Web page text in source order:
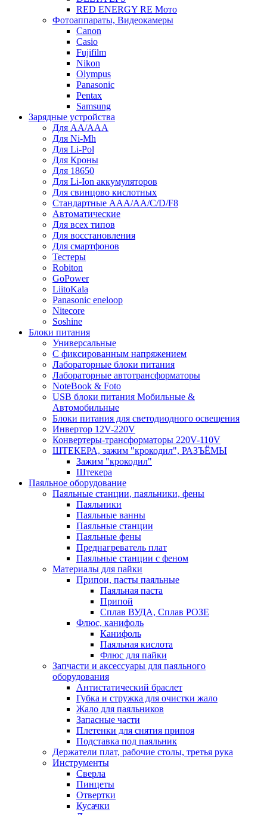
RED ENERGY RE Мото
Фотоаппараты, Видеокамеры
Canon
Casio
Fujifilm
Nikon
Olympus
Panasonic
Pentax
Samsung
Зарядные устройства
Для AA/AAA
Для Ni-Mh
Для Li-Pol
Для Кроны
Для 18650
Для Li-Ion аккумуляторов
Для свинцово кислотных
Стандартные ААА/АА/С/D/F8
Автоматические
Для всех типов
Для восстановления
Для смартфонов
Тестеры
Robiton
GoPower
LiitoKala
Panasonic eneloop
Nitecore
Soshine
Блоки питания
Универсальные
C фиксированным напряжением
Лабораторные блоки питания
Лабораторные автотрансформаторы
NoteBook & Foto
USB блоки питания Мобильные &
Автомобильные
Блоки питания для светодиодного освещения
Инвертор 12V-220V
Конвертеры-трансформаторы 220V-110V
ШТЕКЕРА, зажим "крокодил", РАЗЪЁМЫ
Зажим "крокодил"
Штекера
Паяльное оборудование
Паяльные станции, паяльники, фены
Паяльники
Паяльные ванны
Паяльные станции
Паяльные фены
Преднагреватель плат
Паяльные станции с феном
Материалы для пайки
Припои, пасты паяльные
Паяльная паста
Припой
Сплав ВУДА, Сплав РОЗЕ
Флюс, канифоль
Канифоль
Паяльная кислота
Флюс для пайки
Запчасти и аксессуары для паяльного
оборудования
Антистатический браслет
Губка и стружка для очистки жало
Жало для паяльников
Запасные части
Плетенки для снятия припоя
Подставка под паяльник
Держатели плат, рабочие столы, третья рука
Инструменты
Сверла
Пинцеты
Отвертки
Кусачки